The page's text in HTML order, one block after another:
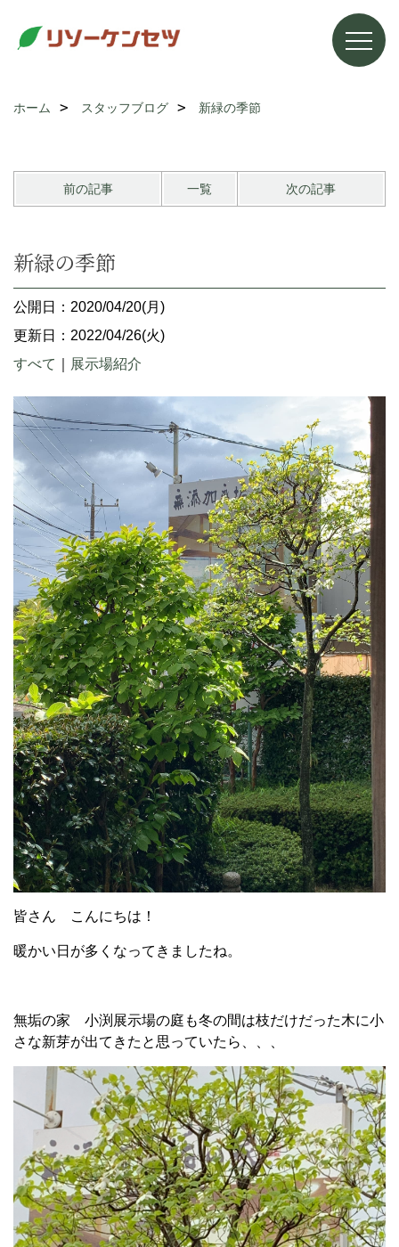
ホーム スタッフブログ 新緑の季節
前の記事 一覧 次の記事
新緑の季節
公開日：2020/04/20(月)
更新日：2022/04/26(火)
すべて
展示場紹介
皆さん こんにちは！
暖かい日が多くなってきましたね。
無垢の家 小渕展示場の庭も冬の間は枝だけだった木に小
さな新芽が出てきたと思っていたら、、、